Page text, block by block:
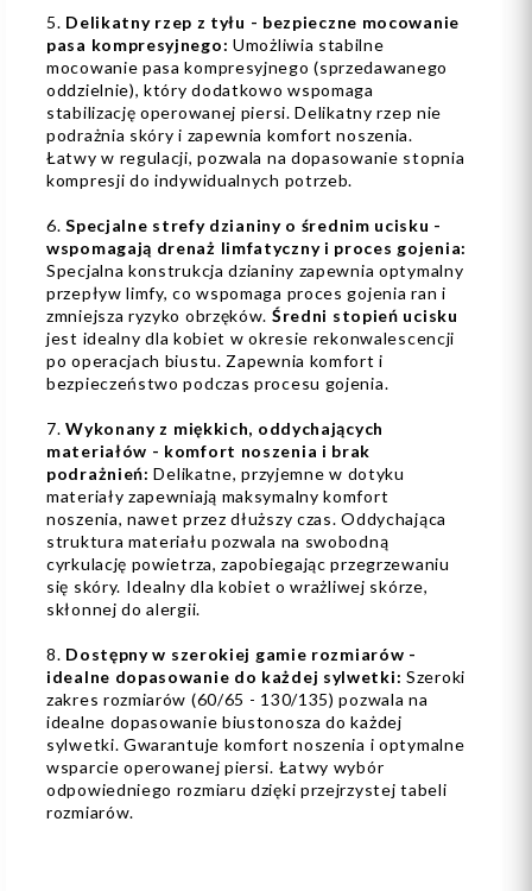
5. Delikatny rzep z tyłu - bezpieczne mocowanie
pasa kompresyjnego: Umożliwia stabilne
mocowanie pasa kompresyjnego (sprzedawanego
oddzielnie), który dodatkowo wspomaga
stabilizację operowanej piersi. Delikatny rzep nie
podrażnia skóry i zapewnia komfort noszenia.
Łatwy w regulacji, pozwala na dopasowanie stopnia
kompresji do indywidualnych potrzeb.
6.Specjalne strefy dzianiny o średnim ucisku -
wspomagają drenaż limfatyczny i proces gojenia:
Specjalna konstrukcja dzianiny zapewnia optymalny
przepływ limfy, co wspomaga proces gojenia ran i
zmniejsza ryzyko obrzęków. Średni stopień ucisku
jest idealny dla kobiet w okresie rekonwalescencji
po operacjach biustu. Zapewnia komfort i
bezpieczeństwo podczas procesu gojenia.
7.Wykonany z miękkich, oddychających
materiałów - komfort noszenia i brak
podrażnień:Delikatne, przyjemne w dotyku
materiały zapewniają maksymalny komfort
noszenia, nawet przez dłuższy czas. Oddychająca
struktura materiału pozwala na swobodną
cyrkulację powietrza, zapobiegając przegrzewaniu
się skóry. Idealny dla kobiet o wrażliwej skórze,
skłonnej do alergii.
8. Dostępny w szerokiej gamie rozmiarów -
idealne dopasowanie do każdej sylwetki: Szeroki
zakres rozmiarów (60/65 - 130/135) pozwala na
idealne dopasowanie biustonosza do każdej
sylwetki. Gwarantuje komfort noszenia i optymalne
wsparcie operowanej piersi. Łatwy wybór
odpowiedniego rozmiaru dzięki przejrzystej tabeli
rozmiarów.